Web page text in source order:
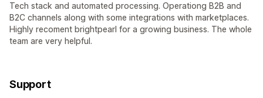
Tech stack and automated processing. Operationg B2B and
B2C channels along with some integrations with marketplaces.
Highly recoment brightpearl for a growing business. The whole
team are very helpful.
Support